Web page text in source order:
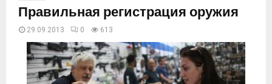
Правильная регистрация оружия
29.09.2013 0 613